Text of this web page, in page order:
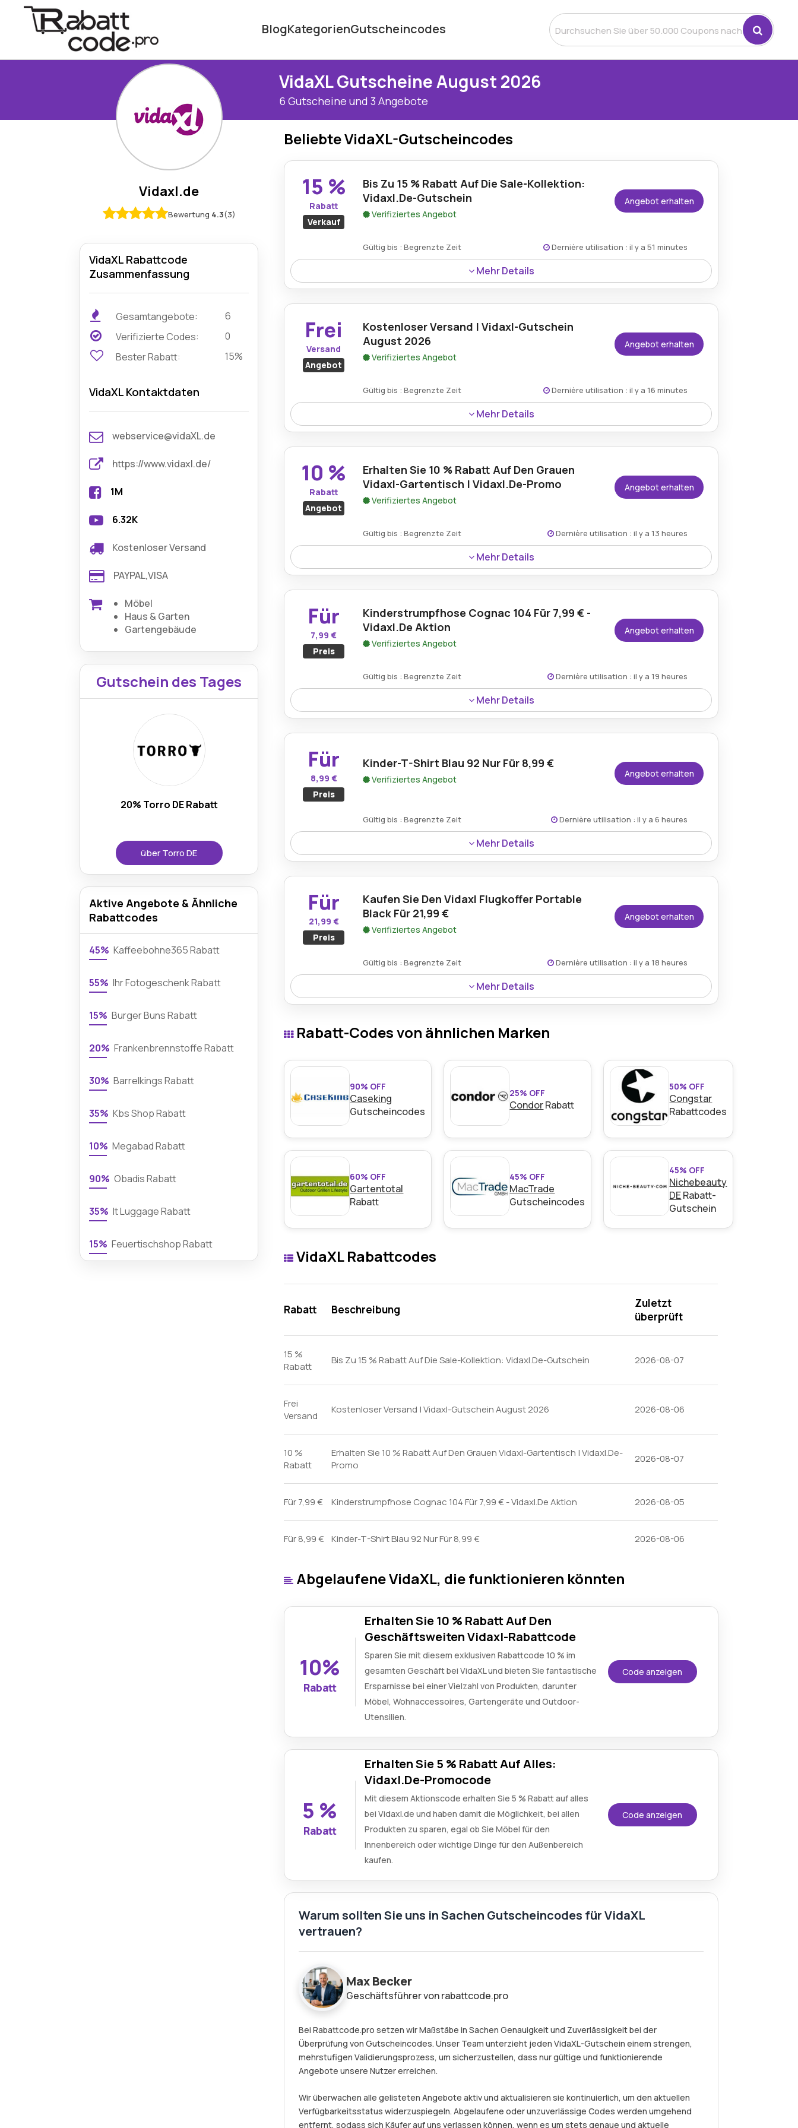
BlogKategorienGutscheincodes
VidaXL Gutscheine August 2026
6 Gutscheine und 3 Angebote
Beliebte VidaXL-Gutscheincodes
15 %
Rabatt
Verkauf
Bis Zu 15 % Rabatt Auf Die Sale-Kollektion:
Vidaxl.De-Gutschein
Verifiziertes Angebot
Angebot erhalten
Gültig bis : Begrenzte Zeit Dernière utilisation : il y a 51 minutes
Mehr Details
Erhalten Sie mit diesem Gutschein bis zu 15 % Rabatt auf die Sale-Kollektion bei Vidaxl.de und
erhalten Sie unglaubliche Rabatte auf ausgewählte Artikel, mit denen Sie Ihr Zuhause günstiger
Frei
Versand
Angebot
Kostenloser Versand | Vidaxl-Gutschein
August 2026
Verifiziertes Angebot
Angebot erhalten
Gültig bis : Begrenzte Zeit Dernière utilisation : il y a 16 minutes
Mehr Details
Genießen Sie mit diesem Gutschein den kostenlosen Versand für alle Bestellungen bei VidaXL und
machen Sie den Einkauf Ihrer Lieblingsprodukte für Haus und Garten noch günstiger, ohne sich
10 %
Rabatt
Angebot
Erhalten Sie 10 % Rabatt Auf Den Grauen
Vidaxl-Gartentisch | Vidaxl.De-Promo
Verifiziertes Angebot
Angebot erhalten
Gültig bis : Begrenzte Zeit Dernière utilisation : il y a 13 heures
Mehr Details
Sparen Sie 10 % auf den VidaXL-Gartentisch in Grau bei Vidaxl.de, der eine stilvolle und praktische
Ergänzung für Ihren Außenbereich bietet und sich perfekt zum Genießen von Mahlzeiten oder
Für
7,99 €
Preis
Kinderstrumpfhose Cognac 104 Für 7,99 € -
Vidaxl.De Aktion
Verifiziertes Angebot
Angebot erhalten
Gültig bis : Begrenzte Zeit Dernière utilisation : il y a 19 heures
Mehr Details
Holen Sie sich die Kinderstrumpfhose in Cognac 104 für nur 7,99 € bei Vidaxl.de und erhalten Sie
bequeme und langlebige Strumpfhosen in einer trendigen Farbe, die Ihre Kleinen zu ihren Outfits
Für
8,99 €
Preis
Kinder-T-Shirt Blau 92 Nur Für 8,99 €
Verifiziertes Angebot
Angebot erhalten
Gültig bis : Begrenzte Zeit Dernière utilisation : il y a 6 heures
Mehr Details
Kaufen Sie das Kinder-T-Shirt in Blau 92 für nur 8,99 € und erhalten Sie ein gemütliches und
stilvolles T-Shirt für Kinder, das sich perfekt für Freizeitkleidung und alltägliche Aktivitäten eignet.
Für
21,99 €
Preis
Kaufen Sie Den Vidaxl Flugkoffer Portable
Black Für 21,99 €
Verifiziertes Angebot
Angebot erhalten
Gültig bis : Begrenzte Zeit Dernière utilisation : il y a 18 heures
Mehr Details
Kaufen Sie den VidaXL Flight Suitcase Portable Black für 21,99 € und bieten Sie einen praktischen
Rabatt-Codes von ähnlichen Marken
90% OFF
Caseking
Gutscheincodes
25% OFF
CondorRabatt
50% OFF
Congstar
Rabattcodes
60% OFF
Gartentotal
Rabatt
45% OFF
MacTrade
Gutscheincodes
45% OFF
Nichebeauty
DERabatt-
Gutschein
VidaXL Rabattcodes
Rabatt Beschreibung
Zuletzt
überprüft
15 %
Rabatt
Bis Zu 15 % Rabatt Auf Die Sale-Kollektion: Vidaxl.De-Gutschein 2026-08-07
Frei
Versand
Kostenloser Versand | Vidaxl-Gutschein August 2026 2026-08-06
10 %
Rabatt
Erhalten Sie 10 % Rabatt Auf Den Grauen Vidaxl-Gartentisch | Vidaxl.De-
Promo
2026-08-07
Für 7,99 € Kinderstrumpfhose Cognac 104 Für 7,99 € - Vidaxl.De Aktion 2026-08-05
Für 8,99 € Kinder-T-Shirt Blau 92 Nur Für 8,99 € 2026-08-06
Abgelaufene VidaXL, die funktionieren könnten
10%
Rabatt
Erhalten Sie 10 % Rabatt Auf Den
Geschäftsweiten Vidaxl-Rabattcode
Sparen Sie mit diesem exklusiven Rabattcode 10 % im
gesamten Geschäft bei VidaXL und bieten Sie fantastische
Ersparnisse bei einer Vielzahl von Produkten, darunter
Möbel, Wohnaccessoires, Gartengeräte und Outdoor-
Utensilien.
Code anzeigen
5 %
Rabatt
Erhalten Sie 5 % Rabatt Auf Alles:
Vidaxl.De-Promocode
Mit diesem Aktionscode erhalten Sie 5 % Rabatt auf alles
bei Vidaxl.de und haben damit die Möglichkeit, bei allen
Produkten zu sparen, egal ob Sie Möbel für den
Innenbereich oder wichtige Dinge für den Außenbereich
kaufen.
Code anzeigen
Warum sollten Sie uns in Sachen Gutscheincodes für VidaXL
vertrauen?
Max Becker
Geschäftsführer von rabattcode.pro
Bei Rabattcode.pro setzen wir Maßstäbe in Sachen Genauigkeit und Zuverlässigkeit bei der
Überprüfung von Gutscheincodes. Unser Team unterzieht jeden VidaXL-Gutschein einem strengen,
mehrstufigen Validierungsprozess, um sicherzustellen, dass nur gültige und funktionierende
Angebote unsere Nutzer erreichen.
Wir überwachen alle gelisteten Angebote aktiv und aktualisieren sie kontinuierlich, um den aktuellen
Verfügbarkeitsstatus widerzuspiegeln. Abgelaufene oder unzuverlässige Codes werden umgehend
entfernt, sodass sich Käufer auf uns verlassen können, wenn es um stets genaue und aktuelle
Vidaxl.de
Bewertung 4.3(3)
VidaXL Rabattcode
Zusammenfassung
Gesamtangebote:
6
Verifizierte Codes:
0
Bester Rabatt:
15%
VidaXL Kontaktdaten
webservice@vidaXL.de
https://www.vidaxl.de/
1M
6.32K
Kostenloser Versand
PAYPAL,VISA
Möbel
Haus & Garten
Gartengebäude
Gutschein des Tages
20% Torro DE Rabatt
über Torro DE
Aktive Angebote & Ähnliche
Rabattcodes
45% Kaffeebohne365 Rabatt
55% Ihr Fotogeschenk Rabatt
15% Burger Buns Rabatt
20% Frankenbrennstoffe Rabatt
30% Barrelkings Rabatt
35% Kbs Shop Rabatt
10% Megabad Rabatt
90% Obadis Rabatt
35% It Luggage Rabatt
15% Feuertischshop Rabatt